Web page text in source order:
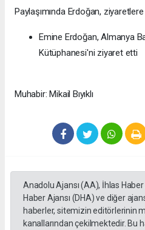
Paylaşımında Erdoğan,
Emine Erdoğan, Almanya
Kütüphanesi'ni ziyaret etti
Muhabir: Mikail Bıyıklı
Anadolu Ajansı (AA), İhlas
Haber Ajansı (DHA) ve diğer
haberler, sitemizin editörlerinin
kanallarından çekilmektedir. Bu